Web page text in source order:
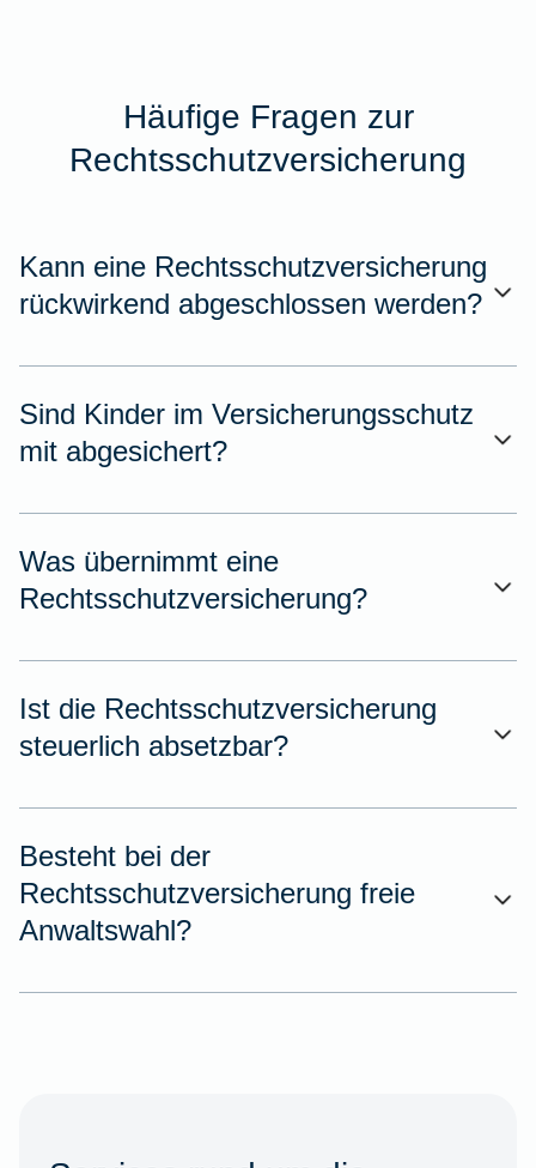
Häufige Fragen zur
Rechtsschutzversicherung
Kann eine Rechtsschutzversicherung
rückwirkend abgeschlossen werden?
Sind Kinder im Versicherungsschutz
mit abgesichert?
Was übernimmt eine
Rechtsschutzversicherung?
Ist die Rechtsschutzversicherung
steuerlich absetzbar?
Besteht bei der
Rechtsschutzversicherung freie
Anwaltswahl?